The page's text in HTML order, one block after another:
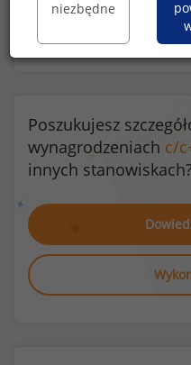
Poszukujesz
wynagrodzeniach c/
innych stanowiskach?
niezbędne